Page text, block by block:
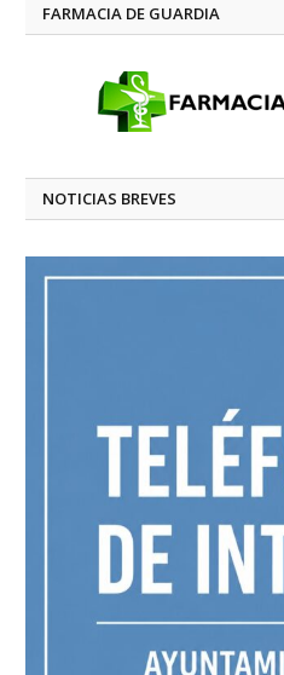
FARMACIA DE GUARDIA
NOTICIAS BREVES